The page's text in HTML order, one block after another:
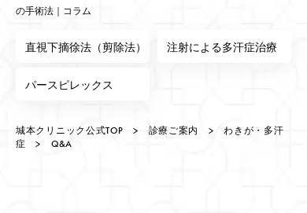
の手術法 ｜ コラム
直視下摘徐法（剪除法） 注射による多汗症治療
パースピレックス
城本クリニック公式TOP > 診療ご案内 >わきが・多汗
症 > Q&A